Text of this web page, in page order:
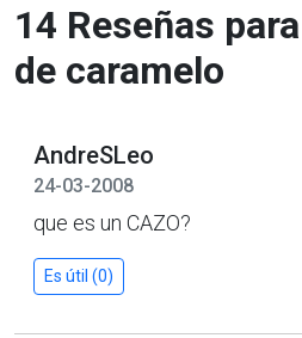
14 Reseñas
de caramelo
AndreSLeo
24-03-2008
que es un CAZO?
Es útil (0)